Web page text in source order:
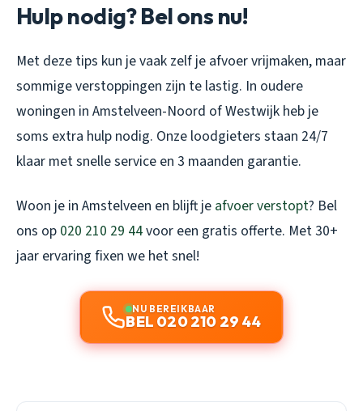
Hulp nodig? Bel ons nu!
Met deze tips kun je vaak zelf je afvoer vrijmaken, maar
sommige verstoppingen zijn te lastig. In oudere
woningen in Amstelveen-Noord of Westwijk heb je
soms extra hulp nodig. Onze loodgieters staan 24/7
klaar met snelle service en 3 maanden garantie.
Woon je in Amstelveen en blijft je afvoer verstopt? Bel
ons op 020 210 29 44voor een gratis offerte. Met 30+
jaar ervaring fixen we het snel!
NU BEREIKBAAR
BEL 020 210 29 44